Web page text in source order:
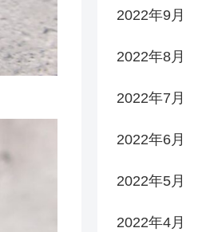
2022年9月
2022年8月
2022年7月
2022年6月
2022年5月
2022年4月